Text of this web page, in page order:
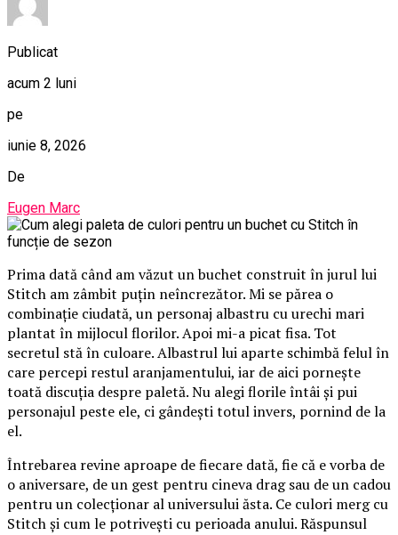
Publicat
acum 2 luni
pe
iunie 8, 2026
De
Eugen Marc
Prima dată când am văzut un buchet construit în jurul lui
Stitch am zâmbit puțin neîncrezător. Mi se părea o
combinație ciudată, un personaj albastru cu urechi mari
plantat în mijlocul florilor. Apoi mi-a picat fisa. Tot
secretul stă în culoare. Albastrul lui aparte schimbă felul în
care percepi restul aranjamentului, iar de aici pornește
toată discuția despre paletă. Nu alegi florile întâi și pui
personajul peste ele, ci gândești totul invers, pornind de la
el.
Întrebarea revine aproape de fiecare dată, fie că e vorba de
o aniversare, de un gest pentru cineva drag sau de un cadou
pentru un colecționar al universului ăsta. Ce culori merg cu
Stitch și cum le potrivești cu perioada anului. Răspunsul